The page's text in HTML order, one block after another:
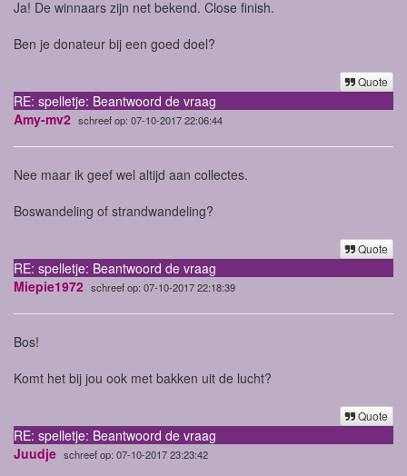
Ja! De winnaars zijn net bekend. Close finish.
Ben je donateur bij een goed doel?
Quote
RE: spelletje: Beantwoord de vraag
Amy-mv2 schreef op: 07-10-2017 22:06:44
Nee maar ik geef wel altijd aan collectes.
Boswandeling of strandwandeling?
Quote
RE: spelletje: Beantwoord de vraag
Miepie1972 schreef op: 07-10-2017 22:18:39
Bos!
Komt het bij jou ook met bakken uit de lucht?
Quote
RE: spelletje: Beantwoord de vraag
Juudje schreef op: 07-10-2017 23:23:42